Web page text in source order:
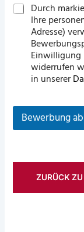
Durch
Ihre
Adresse)
Einwilligung
widerrufen
in unserer
Bewerbung
ZURÜCK